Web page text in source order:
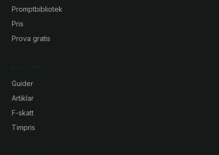
Promptbibliotek
Pris
Prova gratis
Guider
Artiklar
F-skatt
Timpris